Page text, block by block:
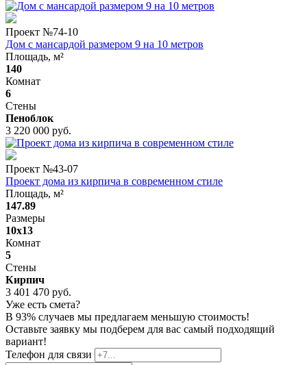
Проект №74-10
Дом с мансардой размером 9 на 10 метров
Площадь, м²
140
Комнат
6
Стены
Пеноблок
3 220 000 руб.
Проект №43-07
Проект дома из кирпича в современном стиле
Площадь, м²
147.89
Размеры
10x13
Комнат
5
Стены
Кирпич
3 401 470 руб.
Уже есть смета?
В 93% случаев мы предлагаем меньшую стоимость!
Оставьте заявку мы подберем для вас самый подходящий
вариант!
Телефон для связи